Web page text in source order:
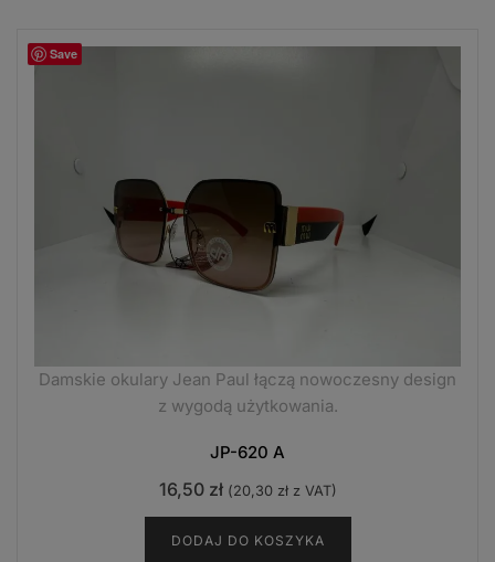
Save
Damskie okulary Jean Paul łączą nowoczesny design
z wygodą użytkowania.
JP-620 A
16,50 zł (20,30 złz VAT)
DODAJ DO KOSZYKA